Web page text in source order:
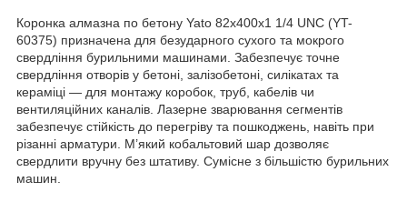
Коронка алмазна по бетону Yato 82x400x1 1/4 UNC (YT-
60375) призначена для безударного сухого та мокрого
свердління бурильними машинами. Забезпечує точне
свердління отворів у бетоні, залізобетоні, силікатах та
кераміці — для монтажу коробок, труб, кабелів чи
вентиляційних каналів. Лазерне зварювання сегментів
забезпечує стійкість до перегріву та пошкоджень, навіть при
різанні арматури. М’який кобальтовий шар дозволяє
свердлити вручну без штативу. Сумісне з більшістю бурильних
машин.